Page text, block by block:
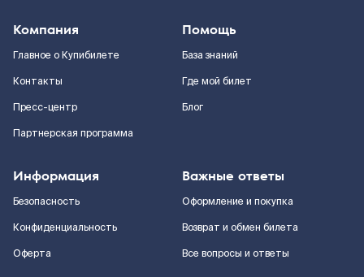
Компания
Главное о Купибилете
Контакты
Пресс-центр
Партнерская программа
Помощь
База знаний
Где мой билет
Блог
Информация
Безопасность
Конфиденциальность
Оферта
Важные ответы
Оформление и покупка
Возврат и обмен билета
Все вопросы и ответы